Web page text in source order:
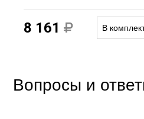
8 161 В
Вопросы и